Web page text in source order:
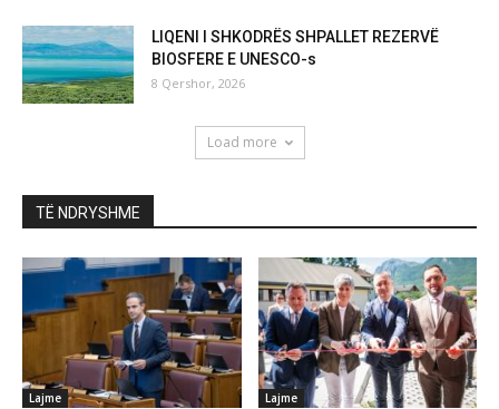
LIQENI I SHKODRËS SHPALLET REZERVË
BIOSFERE E UNESCO-s
8 Qershor, 2026
Load more
TË NDRYSHME
Lajme Lajme